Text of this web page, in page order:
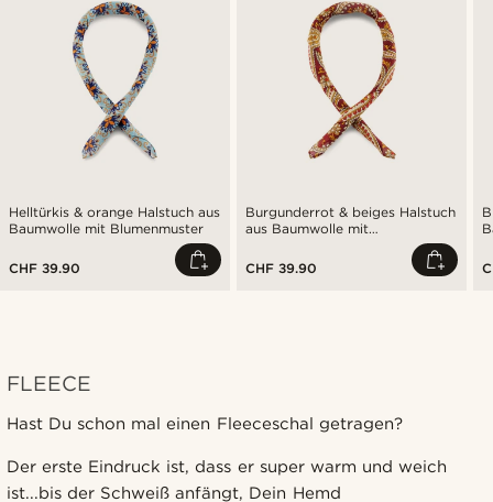
Helltürkis & orange Halstuch aus
Baumwolle mit Blumenmuster
CHF 39.90
Burgunderrot & beiges Halstuch
aus Baumwolle mit
CHF 39.90
FLEECE
Hast Du schon mal einen Fleeceschal getragen?
Der erste Eindruck ist, dass er super warm und weich
ist...bis der Schweiß anfängt, Dein Hemd